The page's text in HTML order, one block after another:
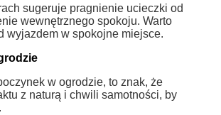
sugeruje pragnienie ucieczki od
wewnętrznego spokoju. Warto
wyjazdem w spokojne miejsce.
w ogrodzie, to znak, że
z naturą i chwili samotności, by